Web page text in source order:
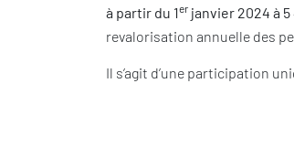
à partir du 1er janvier 2024 à
revalorisation annuelle des
Il s’agit d’une participation